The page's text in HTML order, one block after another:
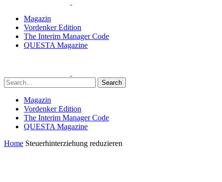
Magazin
Vordenker Edition
The Interim Manager Code
QUESTA Magazine
Search
Magazin
Vordenker Edition
The Interim Manager Code
QUESTA Magazine
Home Steuerhinterziehung reduzieren